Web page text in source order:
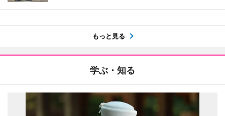
もっと見る
学ぶ・知る